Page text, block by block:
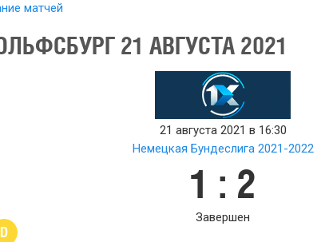
матчей
21 АВГУСТА 2021
D
21 августа 2021 в 16:30
Немецкая Бундеслига 2021-2022
1 : 2
Завершен